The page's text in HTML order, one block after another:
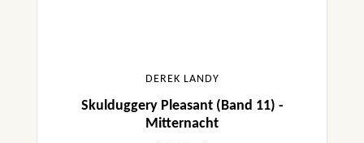
DEREK LANDY
Skulduggery Pleasant (Band 11) -
Mitternacht